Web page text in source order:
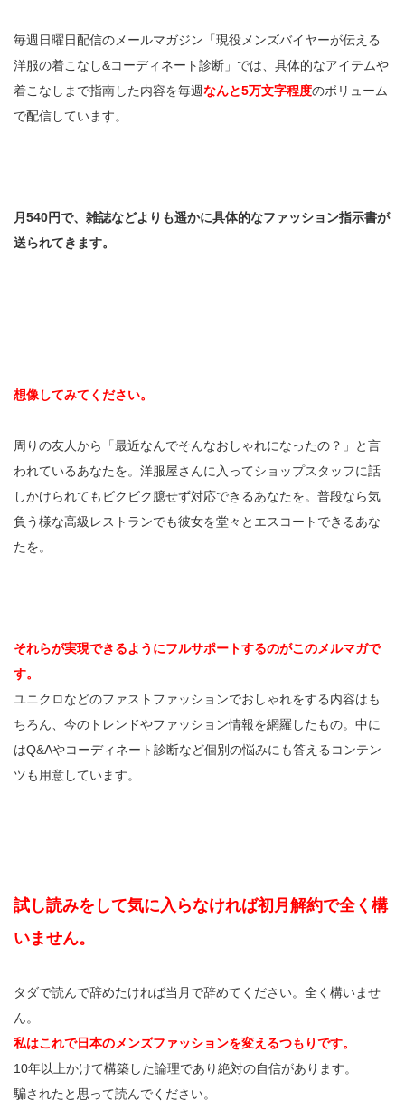
毎週日曜日配信のメールマガジン「現役メンズバイヤーが伝える
洋服の着こなし&コーディネート診断」では、具体的なアイテムや
着こなしまで指南した内容を毎週なんと5万文字程度のボリューム
で配信しています。
月540円で、雑誌などよりも遥かに具体的なファッション指示書が
送られてきます。
想像してみてください。
周りの友人から「最近なんでそんなおしゃれになったの？」と言
われているあなたを。洋服屋さんに入ってショップスタッフに話
しかけられてもビクビク臆せず対応できるあなたを。普段なら気
負う様な高級レストランでも彼女を堂々とエスコートできるあな
たを。
それらが実現できるようにフルサポートするのがこのメルマガで
す。
ユニクロなどのファストファッションでおしゃれをする内容はも
ちろん、今のトレンドやファッション情報を網羅したもの。中に
はQ&Aやコーディネート診断など個別の悩みにも答えるコンテン
ツも用意しています。
試し読みをして気に入らなければ初月解約で全く構
いません。
タダで読んで辞めたければ当月で辞めてください。全く構いませ
ん。
私はこれで日本のメンズファッションを変えるつもりです。
10年以上かけて構築した論理であり絶対の自信があります。
騙されたと思って読んでください。